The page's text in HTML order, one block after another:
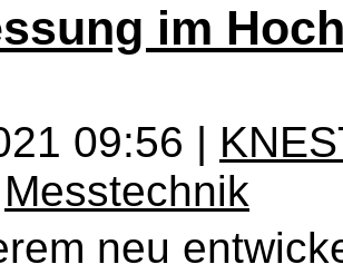
im
09:56 |
Messtechnik
neu